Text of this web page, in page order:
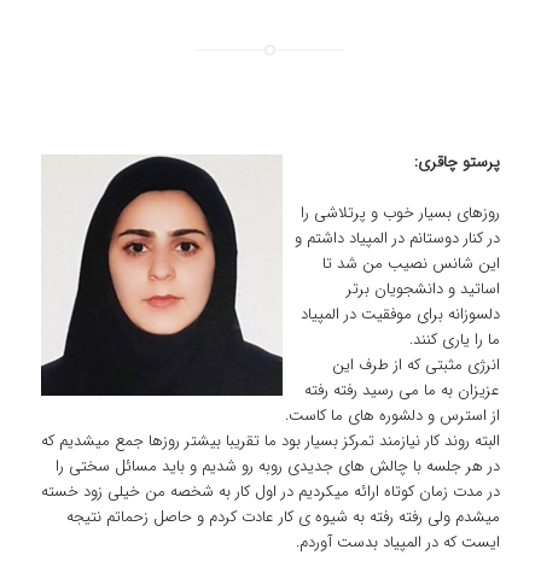
پرستو چاقری:
روزهای بسیار خوب و پرتلاشی را
در کنار دوستانم در المپیاد داشتم و
این شانس نصیب من شد تا
اساتید و دانشجویان برتر
دلسوزانه برای موفقیت در المپیاد
ما را یاری کنند.
انرژی مثبتی که از طرف این
عزیزان به ما می رسید رفته رفته
از استرس و دلشوره های ما کاست.
البته روند کار نیازمند تمرکز بسیار بود ما تقریبا بیشتر روزها جمع میشدیم که
در هر جلسه با چالش های جدیدی روبه رو شدیم و باید مسائل سختی را
در مدت زمان کوتاه ارائه میکردیم در اول کار به شخصه من خیلی زود خسته
میشدم ولی رفته رفته به شیوه ی کار عادت کردم و حاصل زحماتم نتیجه
ایست که در المپیاد بدست آوردم.